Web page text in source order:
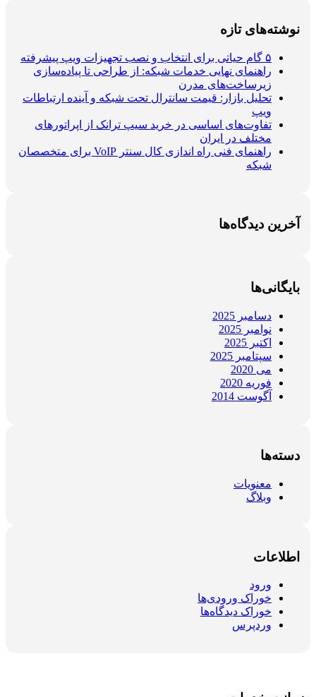
نوشته‌های تازه
۵ گام حیاتی برای انتخاب و نصب تجهیزات ویپ پیشرفته
راهنمای نهایی خدمات شبکه: از طراحی تا پیاده‌سازی
زیرساخت‌های مدرن
تحلیل بازار: قیمت سانترال تحت شبکه و آینده ارتباطات
ویپ
تفاوت‌های اساسی در خرید سیپ ترانک از اپراتورهای
مختلف در ایران
راهنمای فنی راه اندازی کال سنتر VoIP برای متخصصان
شبکه
آخرین دیدگاه‌ها
بایگانی‌ها
دسامبر 2025
نوامبر 2025
اکتبر 2025
سپتامبر 2025
می 2020
فوریه 2020
آگوست 2014
دسته‌ها
معنویات
وبلاگ
اطلاعات
ورود
خوراک ورودی‌ها
خوراک دیدگاه‌ها
وردپرس